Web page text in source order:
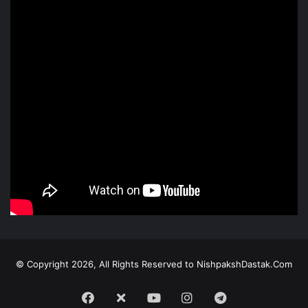
© Copyright 2026, All Rights Reserved to NishpakshDastak.Com
Facebook
X YoutubeInstagramTelegram